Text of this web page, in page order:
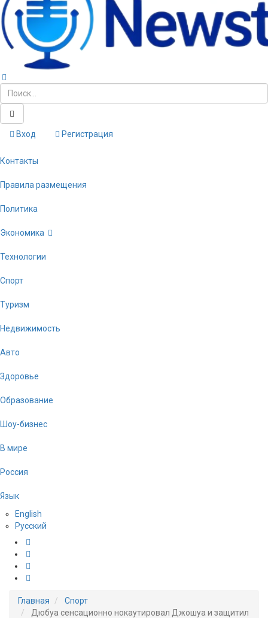
Вход Регистрация
Контакты
Правила размещения
Политика
Экономика
Технологии
Спорт
Туризм
Недвижимость
Авто
Здоровье
Образование
Шоу-бизнес
В мире
Россия
Язык
English
Русский
Главная
Спорт
Дюбуа сенсационно нокаутировал Джошуа и защитил